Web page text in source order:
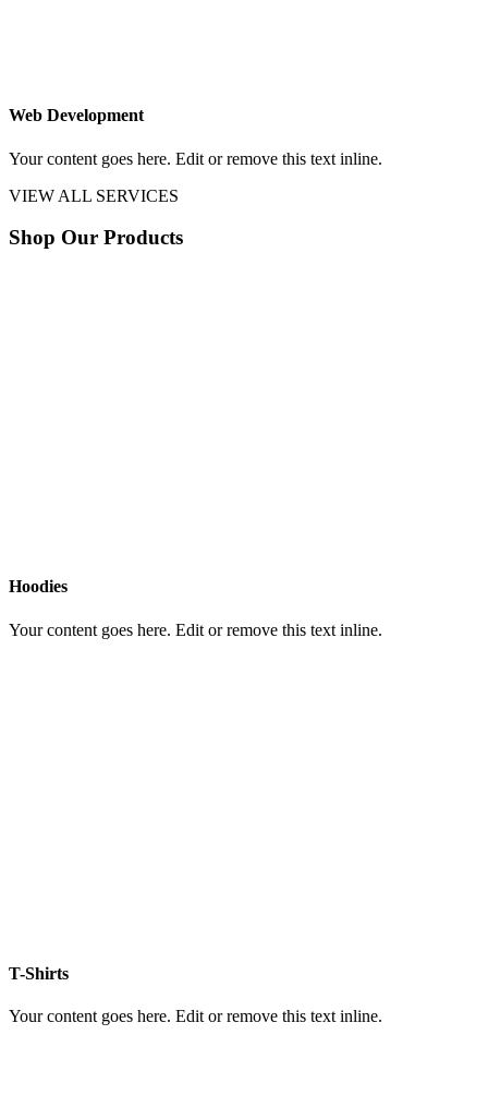
Web Development
Your content goes here. Edit or remove this text inline.
VIEW ALL SERVICES
Shop Our Products
Hoodies
Your content goes here. Edit or remove this text inline.
T-Shirts
Your content goes here. Edit or remove this text inline.